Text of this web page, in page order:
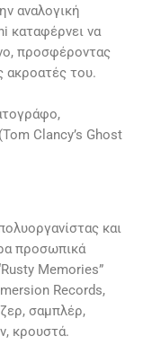
αναλογική
καταφέρνει να
προσφέροντας
ακροατές του.
Clancy’s Ghost
και
προσωπικά
Memories”
Records,
σαμπλέρ,
κρουστά.